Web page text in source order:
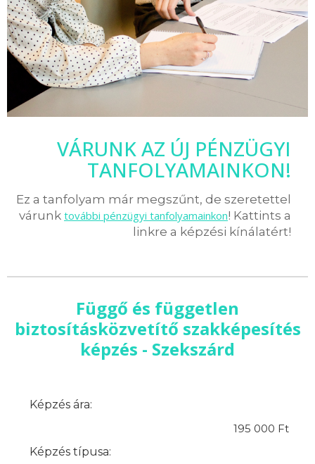
VÁRUNK AZ ÚJ PÉNZÜGYI
TANFOLYAMAINKON!
Ez a tanfolyam már megszűnt, de szeretettel
várunk további pénzügyi tanfolyamainkon! Kattints a
linkre a képzési kínálatért!
Függő és független
biztosításközvetítő szakképesítés
képzés - Szekszárd
Képzés ára:
195 000 Ft
Képzés típusa: